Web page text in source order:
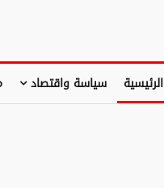
الرئيسية سياسة واقتصاد